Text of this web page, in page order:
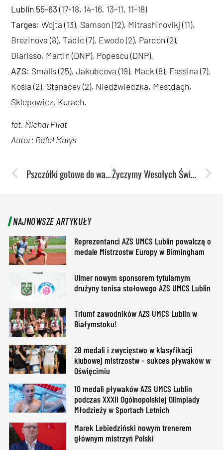
Lublin 55-63(17-18, 14-16, 13-11, 11-18)
Targes: Wojta (13), Samson (12), Mitrashinovikj (11),
Brezinova (8), Tadic (7), Ewodo (2), Pardon (2),
Diarisso, Martin (DNP), Popescu (DNP).
AZS: Smalls (25), Jakubcova (19), Mack (8), Fassina (7),
Kośla (2), Stanaćev (2), Niedźwiedzka, Mestdagh,
Sklepowicz, Kurach.
fot. Michał Piłat
Autor: Rafał Małys
Pszczółki gotowe do walki o awans. Przed nimi rewanż we Francji Życzymy Wesołych Świąt Bożego Narodzenia!
NAJNOWSZE ARTYKUŁY
Reprezentanci AZS UMCS Lublin powalczą o
medale Mistrzostw Europy w Birmingham
Ulmer nowym sponsorem tytularnym
drużyny tenisa stołowego AZS UMCS Lublin
Triumf zawodników AZS UMCS Lublin w
Białymstoku!
28 medali i zwycięstwo w klasyfikacji
klubowej mistrzostw – sukces pływaków w
Oświęcimiu
10 medali pływaków AZS UMCS Lublin
podczas XXXII Ogólnopolskiej Olimpiady
Młodzieży w Sportach Letnich
Marek Lebiedziński nowym trenerem
głównym mistrzyń Polski